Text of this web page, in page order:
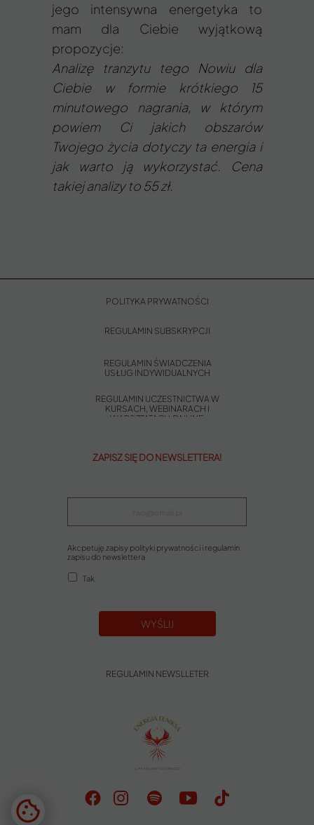
jego intensywna energetyka to
mam dla Ciebie wyjątkową
propozycje:
Analizę tranzytu tego Nowiu dla
Ciebie w formie krótkiego 15
minutowego nagrania, w którym
powiem Ci jakich obszarów
Twojego życia dotyczy ta energia i
jak warto ją wykorzystać. Cena
takiej analizy to 55 zł.
Akcpetuję zapisy polityki prywatności i regulamin
zapisu do newslettera
Tak
WYŚLIJ
ZAPISZ SIĘ DO NEWSLETTERA!
REGULAMIN UCZESTNICTWA W
KURSACH, WEBINARACH I
WARSZTATACH ONLINE
REGULAMIN ŚWIADCZENIA
USŁUG INDYWIDUALNYCH
REGULAMIN SUBSKRYPCJI
REGULAMIN NEWSLLETER
POLITYKA PRYWATNOŚCI